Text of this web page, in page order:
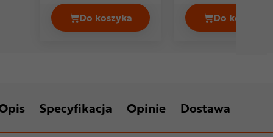
Do koszyka
Koszulka kolarska ENDURA Pro SL
Do koszyka
Specyfikacja Opinie Dostawa